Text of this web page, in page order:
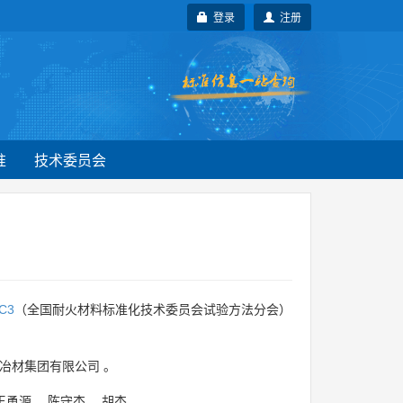
注册
登录
技术委员会
（全国耐火材料标准化技术委员会试验方法分会）
材集团有限公司 。